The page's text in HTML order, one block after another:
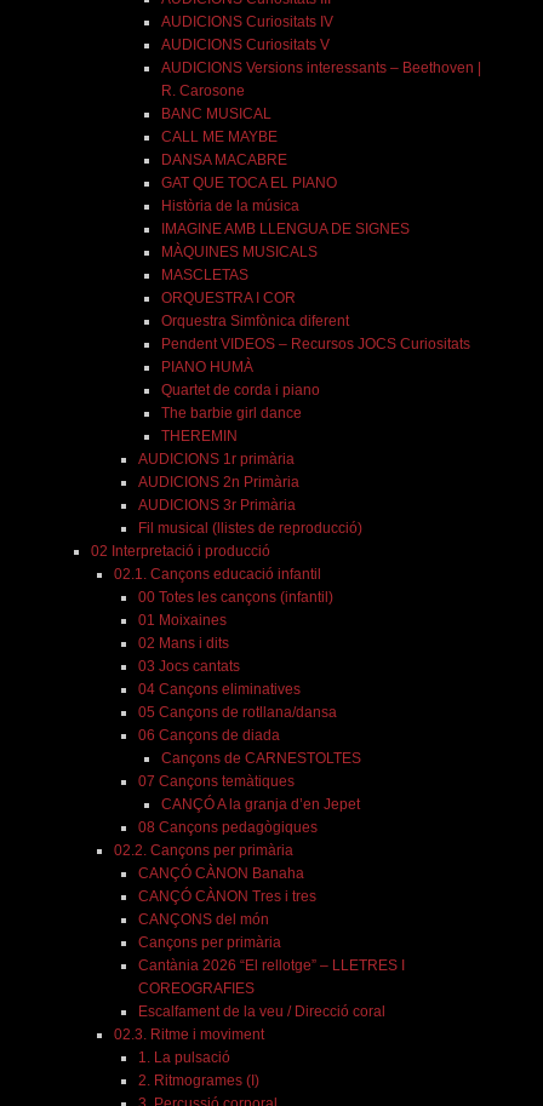
AUDICIONS Curiositats IV
AUDICIONS Curiositats V
AUDICIONS Versions interessants – Beethoven |
R. Carosone
BANC MUSICAL
CALL ME MAYBE
DANSA MACABRE
GAT QUE TOCA EL PIANO
Història de la música
IMAGINE AMB LLENGUA DE SIGNES
MÀQUINES MUSICALS
MASCLETAS
ORQUESTRA I COR
Orquestra Simfònica diferent
Pendent VIDEOS – Recursos JOCS Curiositats
PIANO HUMÀ
Quartet de corda i piano
The barbie girl dance
THEREMIN
AUDICIONS 1r primària
AUDICIONS 2n Primària
AUDICIONS 3r Primària
Fil musical (llistes de reproducció)
02 Interpretació i producció
02.1. Cançons educació infantil
00 Totes les cançons (infantil)
01 Moixaines
02 Mans i dits
03 Jocs cantats
04 Cançons eliminatives
05 Cançons de rotllana/dansa
06 Cançons de diada
Cançons de CARNESTOLTES
07 Cançons temàtiques
CANÇÓ A la granja d’en Jepet
08 Cançons pedagògiques
02.2. Cançons per primària
CANÇÓ CÀNON Banaha
CANÇÓ CÀNON Tres i tres
CANÇONS del món
Cançons per primària
Cantània 2026 “El rellotge” – LLETRES I
COREOGRAFIES
Escalfament de la veu / Direcció coral
02.3. Ritme i moviment
1. La pulsació
2. Ritmogrames (I)